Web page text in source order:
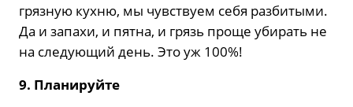
грязную кухню, мы чувствуем себя разбитыми.
Да и запахи, и пятна, и грязь проще убирать не
на следующий день. Это уж 100%!
9. Планируйте